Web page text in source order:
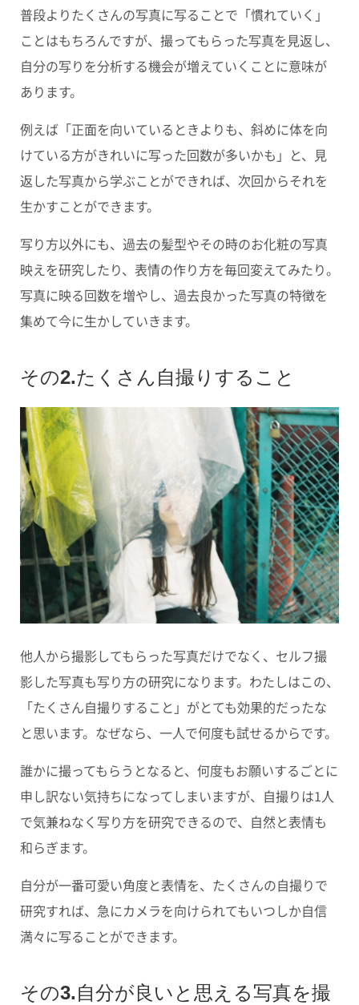
普段よりたくさんの写真に写ることで「慣れていく」
ことはもちろんですが、撮ってもらった写真を見返し、
自分の写りを分析する機会が増えていくことに意味が
あります。
例えば「正面を向いているときよりも、斜めに体を向
けている方がきれいに写った回数が多いかも」と、見
返した写真から学ぶことができれば、次回からそれを
生かすことができます。
写り方以外にも、過去の髪型やその時のお化粧の写真
映えを研究したり、表情の作り方を毎回変えてみたり。
写真に映る回数を増やし、過去良かった写真の特徴を
集めて今に生かしていきます。
その2.たくさん自撮りすること
他人から撮影してもらった写真だけでなく、セルフ撮
影した写真も写り方の研究になります。わたしはこの、
「たくさん自撮りすること」がとても効果的だったな
と思います。なぜなら、一人で何度も試せるからです。
誰かに撮ってもらうとなると、何度もお願いするごとに
申し訳ない気持ちになってしまいますが、自撮りは1人
で気兼ねなく写り方を研究できるので、自然と表情も
和らぎます。
自分が一番可愛い角度と表情を、たくさんの自撮りで
研究すれば、急にカメラを向けられてもいつしか自信
満々に写ることができます。
その3.自分が良いと思える写真を撮